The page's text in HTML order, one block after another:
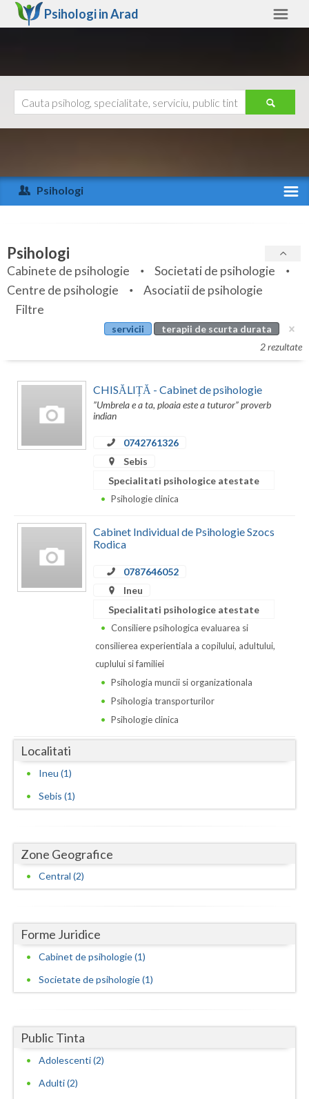
Psihologi inArad
Arad
Arges
Bihor
Bistrita-Nasaud
Botosani
Buzau
Covasna
Dambovita
Hunedoara
Ilfov
Mures
Neamt
Olt
Salaj
Satu-Mare
Ajutor
Psihologi
Specialitati
Servicii
Articole
Cabinet
Psihologi
Cabinete de psihologie
Societati de psihologie
Centre de psihologie
Asociatii de psihologie
Filtre
servicii
terapii de scurta durata
2 rezultate
CHISĂLIȚĂ - Cabinet de psihologie
”Umbrela e a ta, ploaia este a tuturor” proverb
indian
0742761326
Sebis
Specialitati psihologice atestate
Psihologie clinica
Cabinet Individual de Psihologie Szocs
Rodica
0787646052
Ineu
Specialitati psihologice atestate
Consiliere psihologica evaluarea si
consilierea experientiala a copilului, adultului,
cuplului si familiei
Psihologia muncii si organizationala
Psihologia transporturilor
Psihologie clinica
Localitati
Ineu (1)
Sebis (1)
Zone Geografice
Central (2)
Forme Juridice
Cabinet de psihologie (1)
Societate de psihologie (1)
Public Tinta
Adolescenti (2)
Adulti (2)